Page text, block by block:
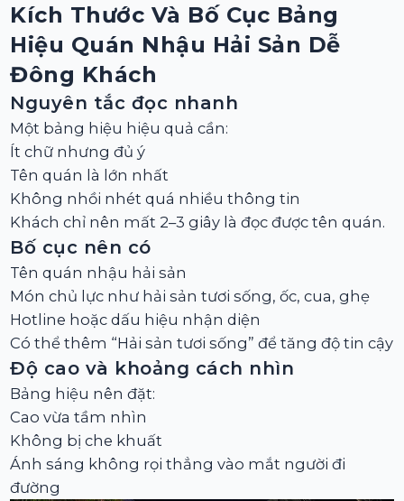
Kích Thước Và Bố Cục Bảng
Hiệu Quán Nhậu Hải Sản Dễ
Đông Khách
Nguyên tắc đọc nhanh
Một bảng hiệu hiệu quả cần:
Ít chữ nhưng đủ ý
Tên quán là lớn nhất
Không nhồi nhét quá nhiều thông tin
Khách chỉ nên mất 2–3 giây là đọc được tên quán.
Bố cục nên có
Tên quán nhậu hải sản
Món chủ lực như hải sản tươi sống, ốc, cua, ghẹ
Hotline hoặc dấu hiệu nhận diện
Có thể thêm “Hải sản tươi sống” để tăng độ tin cậy
Độ cao và khoảng cách nhìn
Bảng hiệu nên đặt:
Cao vừa tầm nhìn
Không bị che khuất
Ánh sáng không rọi thẳng vào mắt người đi
đường